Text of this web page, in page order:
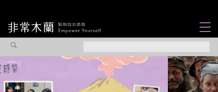
觀點專欄
焦點企劃